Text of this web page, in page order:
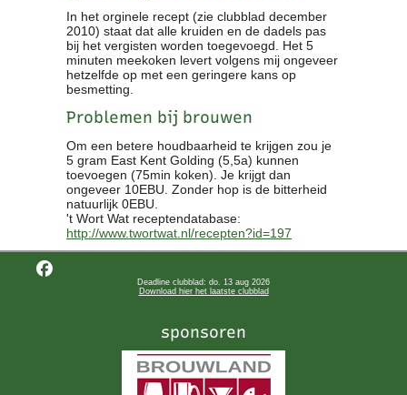
In het orginele recept (zie clubblad december
2010) staat dat alle kruiden en de dadels pas
bij het vergisten worden toegevoegd. Het 5
minuten meekoken levert volgens mij ongeveer
hetzelfde op met een geringere kans op
besmetting.
Problemen bij brouwen
Om een betere houdbaarheid te krijgen zou je
5 gram East Kent Golding (5,5a) kunnen
toevoegen (75min koken). Je krijgt dan
ongeveer 10EBU. Zonder hop is de bitterheid
natuurlijk 0EBU.
't Wort Wat receptendatabase:
http://www.twortwat.nl/recepten?id=197
Deadline clubblad: do. 13 aug 2026
Download hier het laatste clubblad
sponsoren